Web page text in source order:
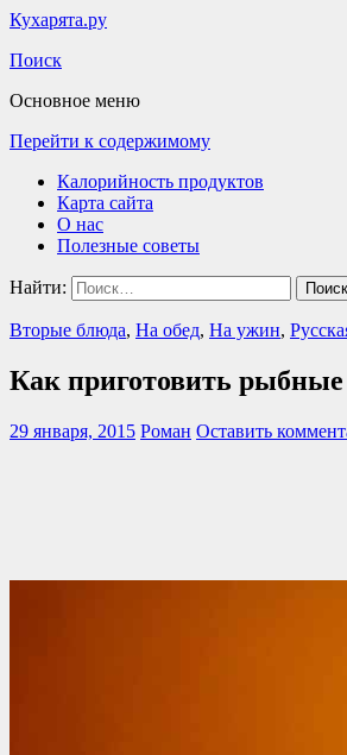
Кухарята.ру
Поиск
Основное меню
Перейти к содержимому
Калорийность продуктов
Карта сайта
О нас
Полезные советы
Найти:
Вторые блюда, На обед, На ужин,
Как приготовить
29 января, 2015 Роман Оставить